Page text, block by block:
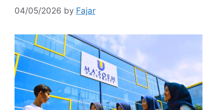
04/05/2026 by Fajar